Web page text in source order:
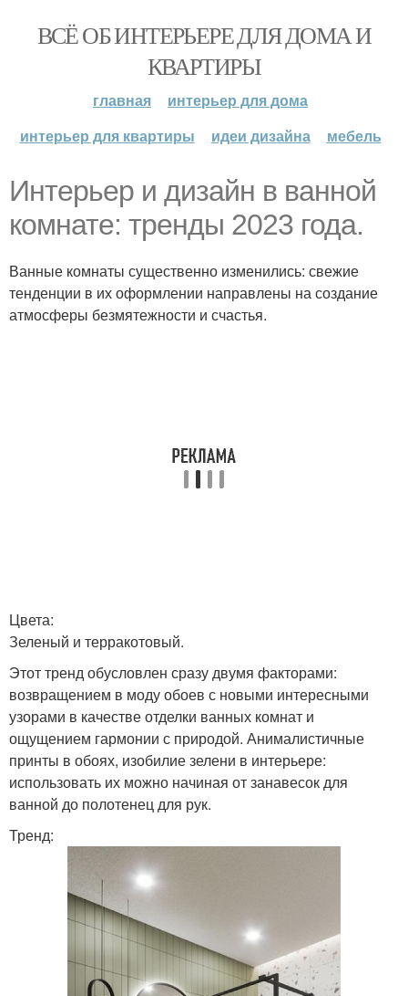
ВСЁ ОБ ИНТЕРЬЕРЕ ДЛЯ ДОМА И
КВАРТИРЫ
главная
интерьер для дома
интерьер для квартиры
идеи дизайна мебель
Интерьер и дизайн в ванной
комнате: тренды 2023 года.
Ванные комнаты существенно изменились: свежие
тенденции в их оформлении направлены на создание
атмосферы безмятежности и счастья.
Цвета:
Зеленый и терракотовый.
Этот тренд обусловлен сразу двумя факторами:
возвращением в моду обоев с новыми интересными
узорами в качестве отделки ванных комнат и
ощущением гармонии с природой. Анималистичные
принты в обоях, изобилие зелени в интерьере:
использовать их можно начиная от занавесок для
ванной до полотенец для рук.
Тренд: